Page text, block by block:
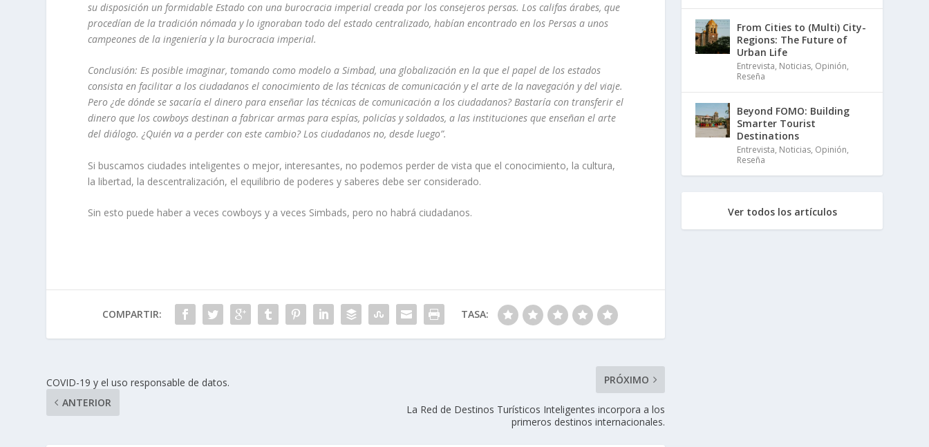
su disposición un formidable Estado con una burocracia imperial creada por los consejeros persas. Los califas árabes, que
procedían de la tradición nómada y lo ignoraban todo del estado centralizado, habían encontrado en los Persas a unos
campeones de la ingeniería y la burocracia imperial.
Conclusión: Es posible imaginar, tomando como modelo a Simbad, una globalización en la que el papel de los estados
consista en facilitar a los ciudadanos el conocimiento de las técnicas de comunicación y el arte de la navegación y del viaje.
Pero ¿de dónde se sacaría el dinero para enseñar las técnicas de comunicación a los ciudadanos? Bastaría con transferir el
dinero que los cowboys destinan a fabricar armas para espías, policías y soldados, a las instituciones que enseñan el arte
del diálogo. ¿Quién va a perder con este cambio? Los ciudadanos no, desde luego”.
Si buscamos ciudades inteligentes o mejor, interesantes, no podemos perder de vista que el conocimiento, la cultura,
la libertad, la descentralización, el equilibrio de poderes y saberes debe ser considerado.
Sin esto puede haber a veces cowboys y a veces Simbads, pero no habrá ciudadanos.
COMPARTIR: TASA:
COVID-19 y el uso responsable de datos.
ANTERIOR
PRÓXIMO
La Red de Destinos Turísticos Inteligentes incorpora a los
primeros destinos internacionales.
From Cities to (Multi) City-
Regions: The Future of
Urban Life
Entrevista, Noticias, Opinión,
Reseña
Beyond FOMO: Building
Smarter Tourist
Destinations
Entrevista, Noticias, Opinión,
Reseña
Ver todos los artículos